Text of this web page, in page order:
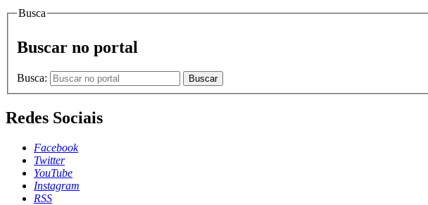
Busca
Buscar no portal
Busca: Buscar
Redes Sociais
Facebook
Twitter
YouTube
Instagram
RSS